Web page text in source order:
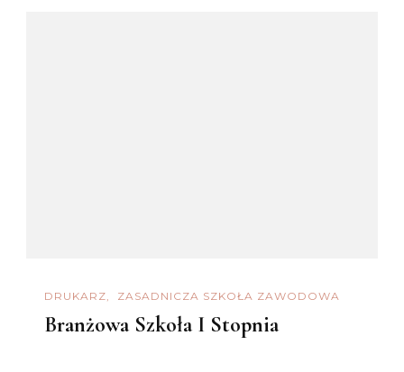
DRUKARZ ZASADNICZA SZKOŁA ZAWODOWA
Branżowa Szkoła I Stopnia